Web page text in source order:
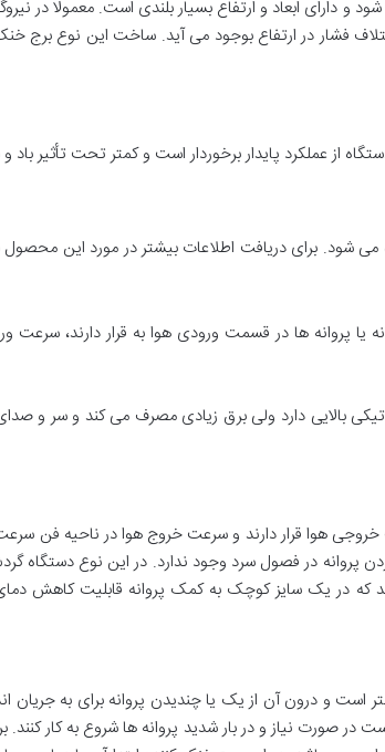
ابعاد و ارتفاع بسیار بلندی است. معمولا در
فشار در ارتفاع بوجود می آید. ساخت این نوع برج
از عملکرد پایدار برخوردار است و کمتر تحت تأثیر
می شود. برای دریافت اطلاعات بیشتر در مورد این
یا پروانه ها در قسمت ورودی هوا به قرار دارند، سرعت
بالایی دارد ولی برق زیادی مصرف می کند و سر و صدای
هوا قرار دارند و سرعت خروج هوا در ناحیه فن
پروانه در فصول سرد وجود ندارد. در این نوع
که در یک سایز کوچک به کمک پروانه قابلیت کاهش
است و درون آن از یک یا چندیدن پروانه برای به جریان
صورت نیاز و در بار شدید پروانه ها شروع به کار